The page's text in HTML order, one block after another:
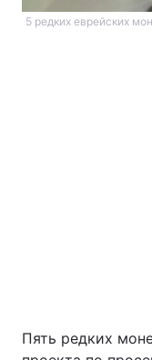
5 редких еврейских
Пять редких